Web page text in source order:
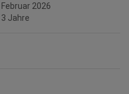
Februar 2026
3 Jahre